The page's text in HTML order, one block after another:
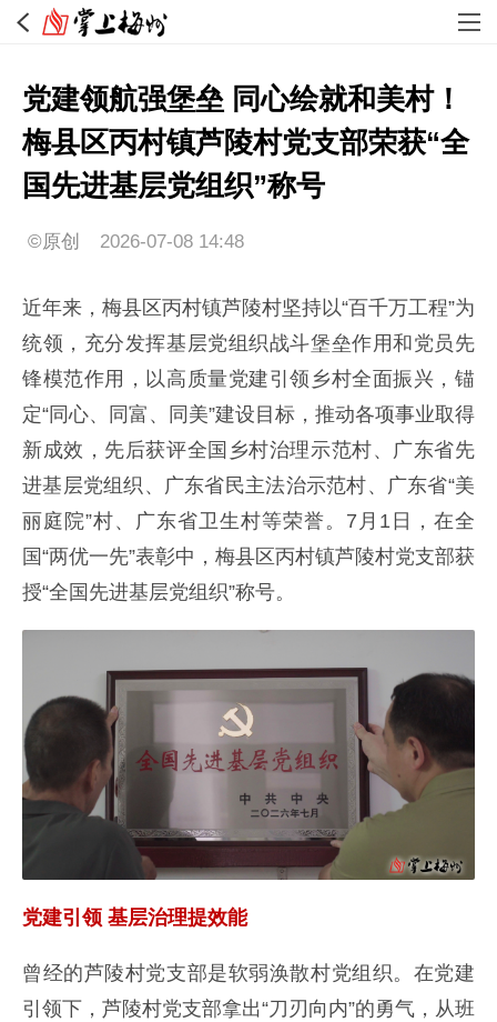
党建领航强堡垒 同心绘就和美村！
梅县区丙村镇芦陵村党支部荣获“全
国先进基层党组织”称号
©原创 2026-07-08 14:48
近年来，梅县区丙村镇芦陵村坚持以“百千万工程”为
统领，充分发挥基层党组织战斗堡垒作用和党员先
锋模范作用，以高质量党建引领乡村全面振兴，锚
定“同心、同富、同美”建设目标，推动各项事业取得
新成效，先后获评全国乡村治理示范村、广东省先
进基层党组织、广东省民主法治示范村、广东省“美
丽庭院”村、广东省卫生村等荣誉。7月1日，在全
国“两优一先”表彰中，梅县区丙村镇芦陵村党支部获
授“全国先进基层党组织”称号。
党建引领 基层治理提效能
曾经的芦陵村党支部是软弱涣散村党组织。在党建
引领下，芦陵村党支部拿出“刀刃向内”的勇气，从班